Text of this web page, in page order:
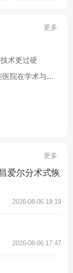
更多
术更过硬
2026 年贵阳皮肤病医院排名预测，这些医院在学术与临床双丰收
更多
爱尔分术式恢
2026-08-06 19:19
2026-08-06 17:47